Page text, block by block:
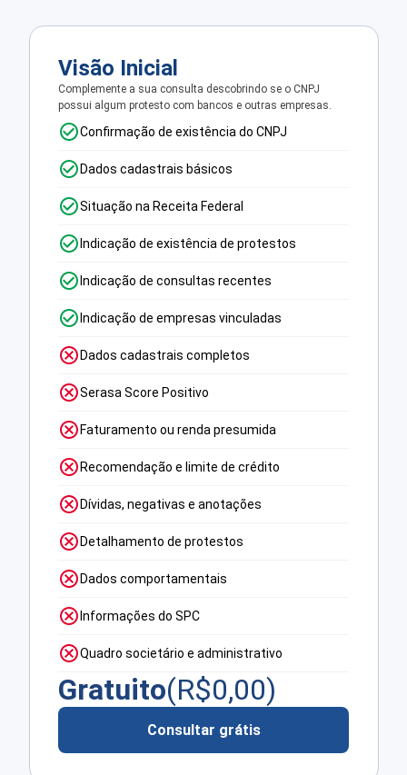
Visão Inicial
Complemente a sua consulta descobrindo se o CNPJ
possui algum protesto com bancos e outras empresas.
Confirmação de existência do CNPJ
Dados cadastrais básicos
Situação na Receita Federal
Indicação de existência de protestos
Indicação de consultas recentes
Indicação de empresas vinculadas
Dados cadastrais completos
Serasa Score Positivo
Faturamento ou renda presumida
Recomendação e limite de crédito
Dívidas, negativas e anotações
Detalhamento de protestos
Dados comportamentais
Informações do SPC
Quadro societário e administrativo
Gratuito(R$0,00)
Consultar grátis